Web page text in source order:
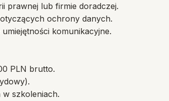
prawnej lub firmie doradczej.
ochrony danych.
komunikacyjne.
PLN brutto.
szkoleniach.